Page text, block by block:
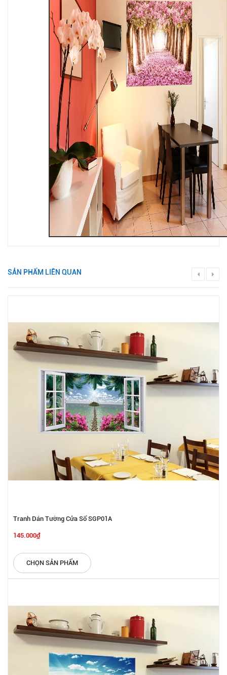
SẢN PHẨM LIÊN QUAN
Tranh Dán Tường Cửa Sổ SGP01A
145.000₫
CHỌN SẢN PHẨM